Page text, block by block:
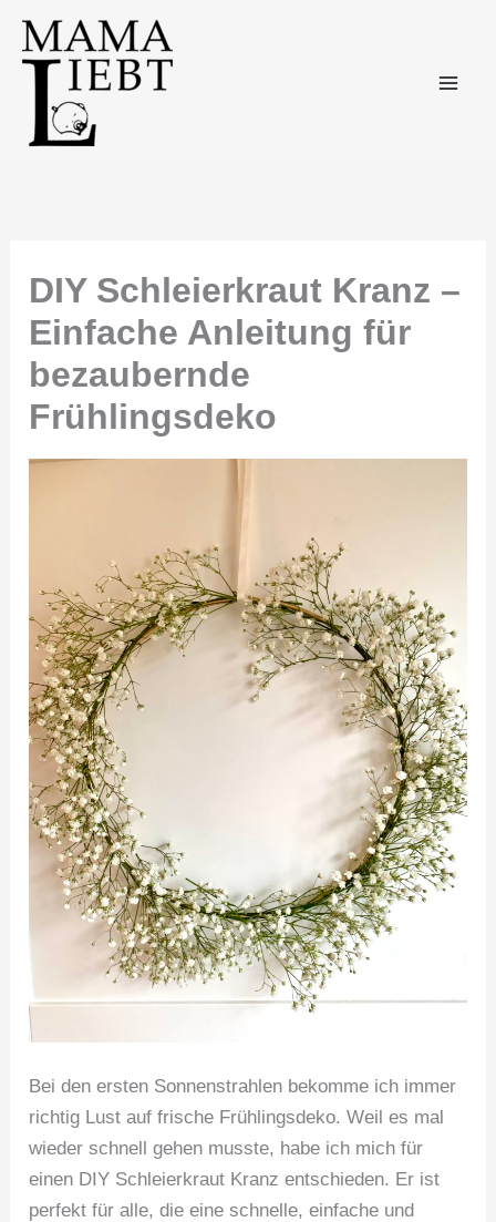
Inhalt
springen
DIY Schleierkraut Kranz –
Einfache Anleitung für
bezaubernde
Frühlingsdeko
Bei den ersten Sonnenstrahlen bekomme ich immer
richtig Lust auf frische Frühlingsdeko. Weil es mal
wieder schnell gehen musste, habe ich mich für
einen DIY Schleierkraut Kranz entschieden. Er ist
perfekt für alle, die eine schnelle, einfache und